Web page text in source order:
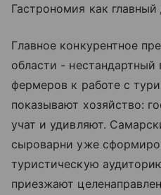
Гастрономия как главный
Главное конкурентное
области -
фермеров к работе с
показывают хозяйство:
учат и удивляют.
сыроварни уже
туристическую
приезжают